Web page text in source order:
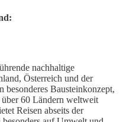
nachhaltige
Österreich und der
besonderes Bausteinkonzept,
60 Ländern weltweit
Reisen abseits der